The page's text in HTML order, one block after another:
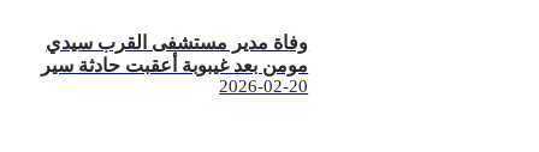
وفاة مدير مستشفى القرب سيدي
مومن بعد غيبوبة أعقبت حادثة سير
2026-02-20